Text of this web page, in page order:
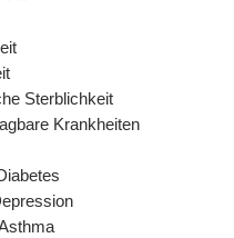
Sterblichkeit
Krankheiten